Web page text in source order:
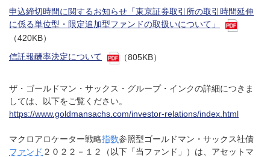
申込締切時間に関するお知らせ「東京証券取引所の取引時間延伸
に係る単位型・限定追加型ファンドの取扱いについて」
（420KB）
信託報酬率決定について
（805KB）
ザ・ゴールドマン・サックス・グループ・インクの詳細につきま
しては、以下をご覧ください。
https://www.goldmansachs.com/investor-relations/index.html
マクロアロケーター戦略指数参照型ゴールドマン・サックス社債
ファンド ２０２２－１２（以下「当ファンド」）は、アセットマ